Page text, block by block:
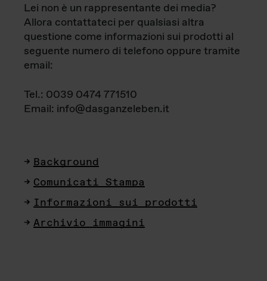
Lei non è un rappresentante dei media?
Allora contattateci per qualsiasi altra
questione come informazioni sui prodotti al
seguente numero di telefono oppure tramite
email:
Tel.: 0039 0474 771510
Email: info@dasganzeleben.it
Background
Comunicati Stampa
Informazioni sui prodotti
Archivio immagini